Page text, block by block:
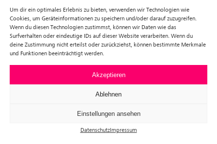
Um dir ein optimales Erlebnis zu bieten, verwenden wir Technologien wie
Cookies, um Geräteinformationen zu speichern und/oder darauf zuzugreifen.
Wenn du diesen Technologien zustimmst, können wir Daten wie das
Surfverhalten oder eindeutige IDs auf dieser Website verarbeiten. Wenn du
deine Zustimmung nicht erteilst oder zurückziehst, können bestimmte Merkmale
und Funktionen beeinträchtigt werden.
Akzeptieren
Ablehnen
Einstellungen ansehen
DatenschutzImpressum
Förderverein
Newsletter
Instagram
Facebook
f³ – freiraum für fotografie
Prinzessinnenstraße 30
Telefon: +49 30 63961119